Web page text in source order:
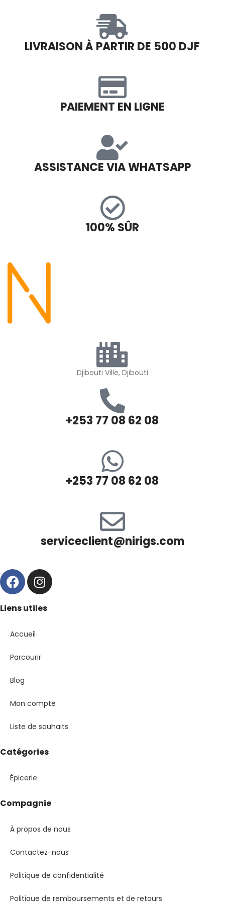
LIVRAISON À PARTIR DE 500 DJF
PAIEMENT EN LIGNE
ASSISTANCE VIA WHATSAPP
100% SÛR
Djibouti Ville, Djibouti
+253 77 08 62 08
+253 77 08 62 08
serviceclient@nirigs.com
Liens utiles
Accueil
Parcourir
Blog
Mon compte
Liste de souhaits
Catégories
Épicerie
Compagnie
À propos de nous
Contactez-nous
Politique de confidentialité
Politique de remboursements et de retours